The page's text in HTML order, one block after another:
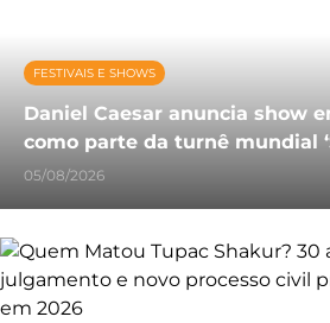
FESTIVAIS E SHOWS
Daniel Caesar anuncia show
como parte da turnê mundial
05/08/2026